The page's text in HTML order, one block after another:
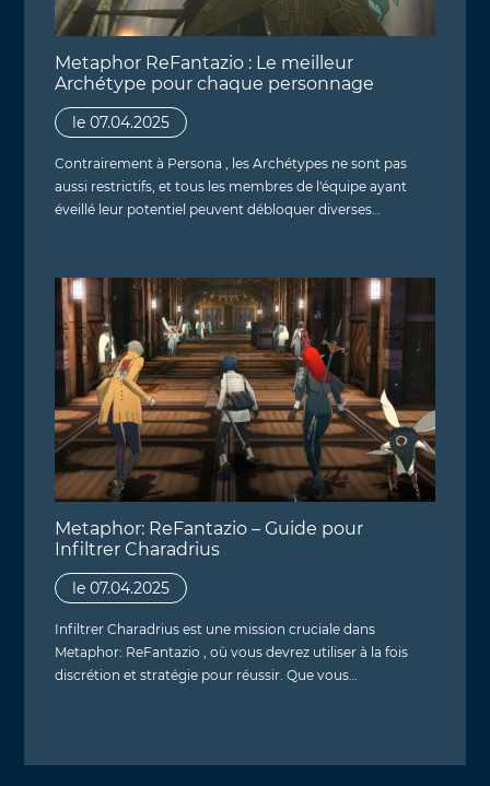
Metaphor ReFantazio : Le meilleur
Archétype pour chaque personnage
le 07.04.2025
Contrairement à Persona , les Archétypes ne sont pas
aussi restrictifs, et tous les membres de l'équipe ayant
éveillé leur potentiel peuvent débloquer diverses…
Metaphor: ReFantazio – Guide pour
Infiltrer Charadrius
le 07.04.2025
Infiltrer Charadrius est une mission cruciale dans
Metaphor: ReFantazio , où vous devrez utiliser à la fois
discrétion et stratégie pour réussir. Que vous…